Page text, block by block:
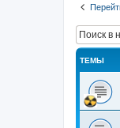
ТЕМЫ